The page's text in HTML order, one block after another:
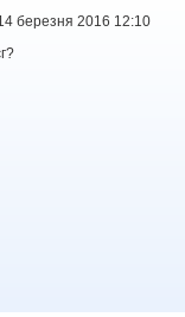
березня 2016 12:10